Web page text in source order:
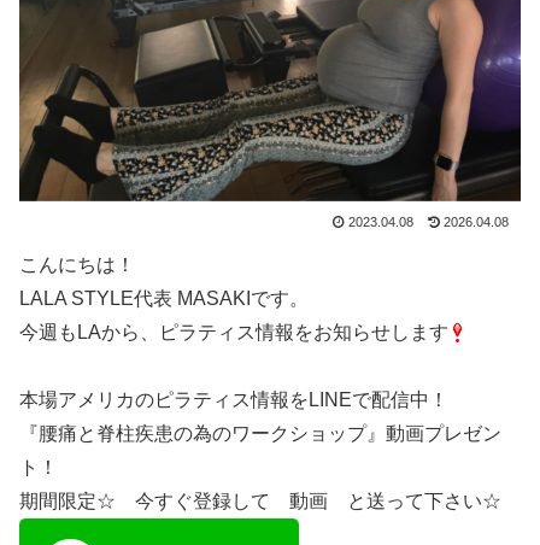
2023.04.08 2026.04.08
こんにちは！
LALA STYLE代表 MASAKIです。
今週もLAから、ピラティス情報をお知らせします
本場アメリカのピラティス情報をLINEで配信中！
『腰痛と脊柱疾患の為のワークショップ』動画プレゼン
ト！
期間限定☆ 今すぐ登録して 動画 と送って下さい☆